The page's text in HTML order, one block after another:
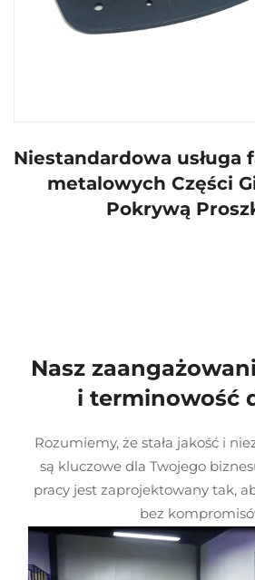
Niestandardowa usługa
metalowych Części
Pokrywą
Nasz
i terminowość
Rozumiemy, że stała jakość i
są kluczowe dla Twojego
pracy jest zaprojektowany tak,
bez